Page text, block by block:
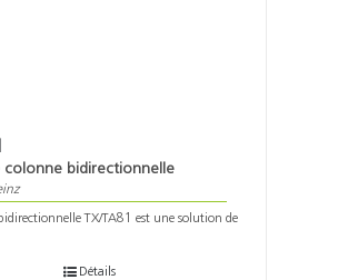
colonne bidirectionnelle
bidirectionnelle TX/TA81 est une solution de
Détails